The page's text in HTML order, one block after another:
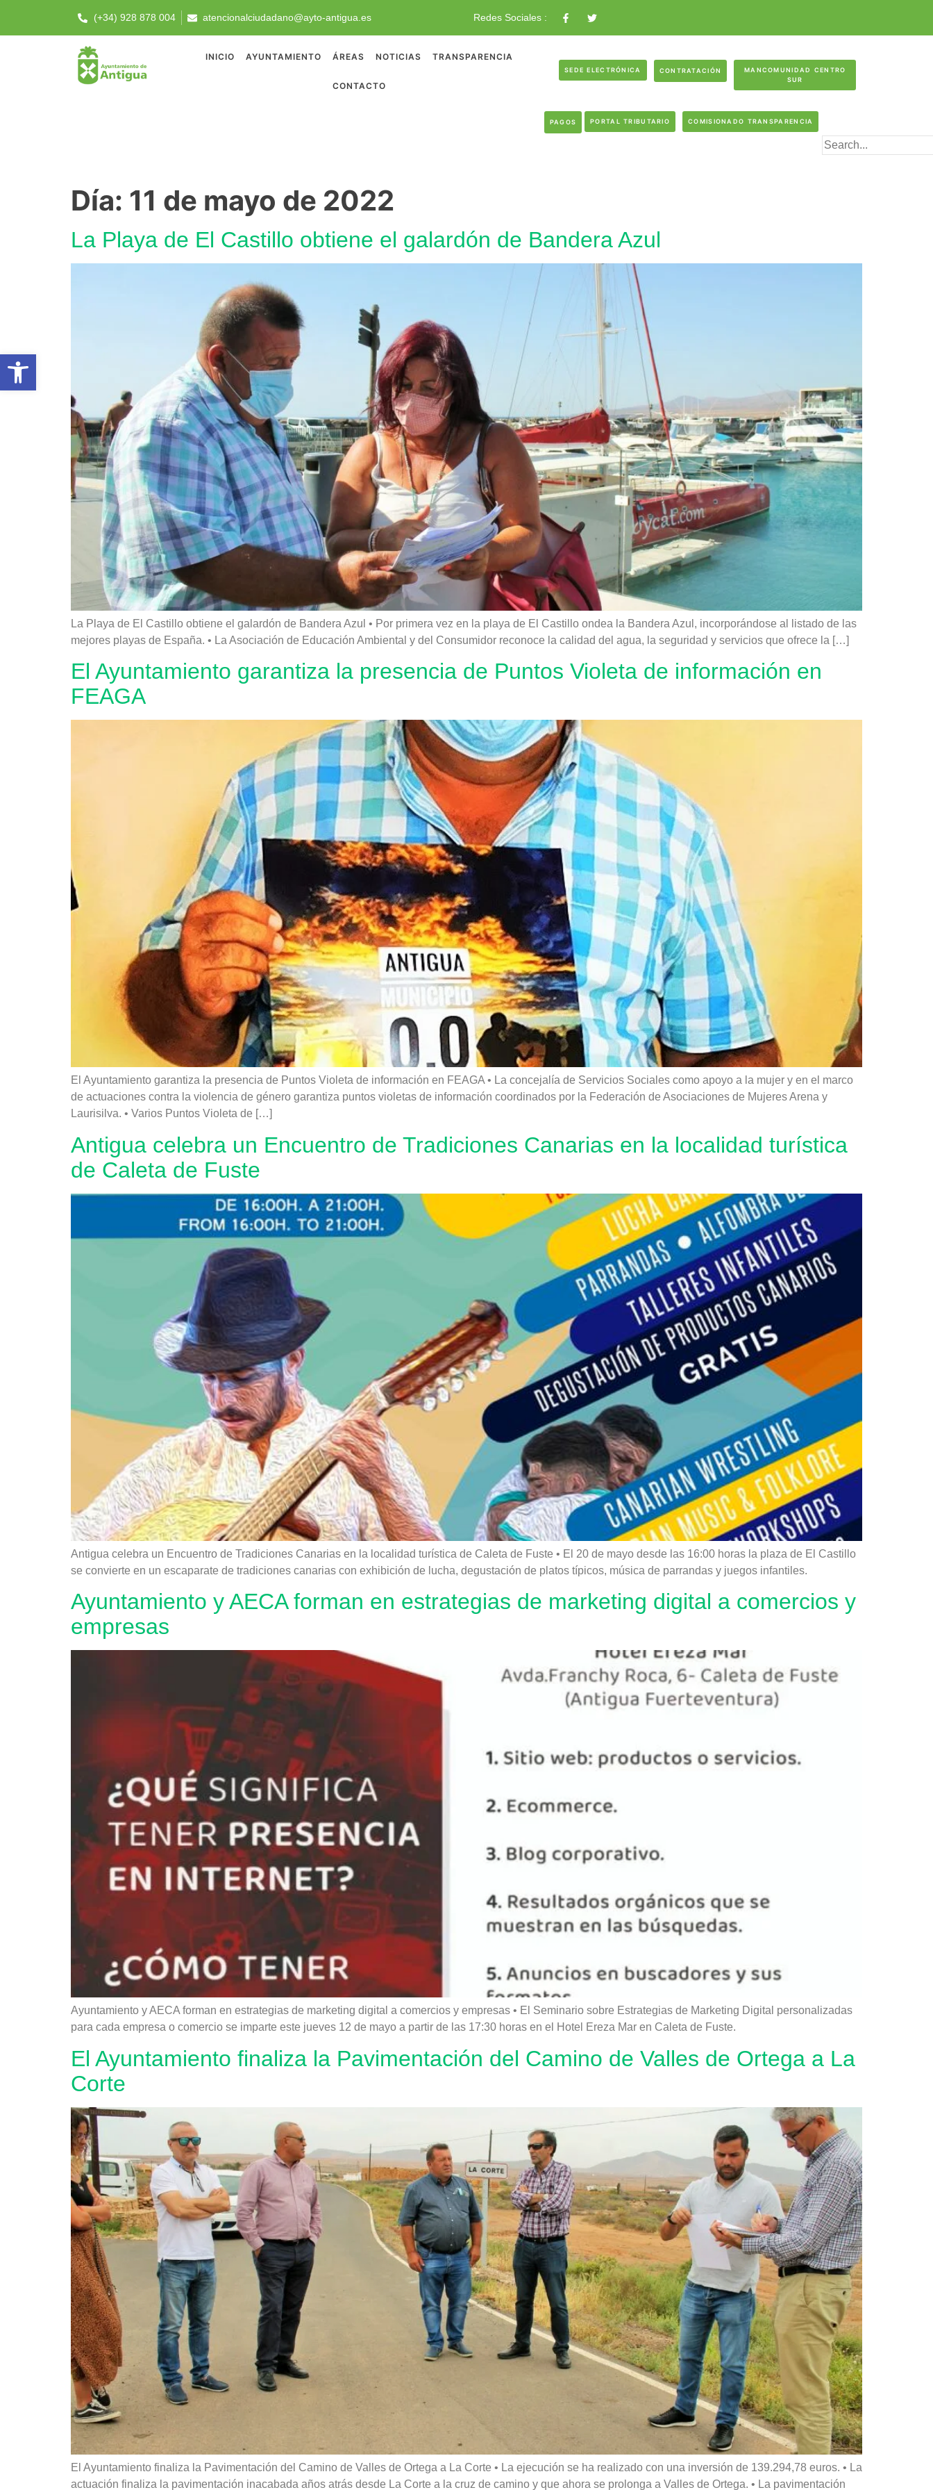
(+34) 928 878 004 atencionalciudadano@ayto-antigua.es Redes Sociales :
INICIO AYUNTAMIENTO ÁREAS NOTICIAS TRANSPARENCIA
CONTACTO
SEDE ELECTRÓNICA CONTRATACIÓN
MANCOMUNIDAD CENTRO
SUR
PAGOS PORTAL TRIBUTARIO COMISIONADO TRANSPARENCIA
Día: 11 de mayo de 2022
La Playa de El Castillo obtiene el galardón de Bandera Azul
La Playa de El Castillo obtiene el galardón de Bandera Azul • Por primera vez en la playa de El Castillo ondea la Bandera Azul, incorporándose al listado de las
mejores playas de España. • La Asociación de Educación Ambiental y del Consumidor reconoce la calidad del agua, la seguridad y servicios que ofrece la […]
El Ayuntamiento garantiza la presencia de Puntos Violeta de información en
FEAGA
El Ayuntamiento garantiza la presencia de Puntos Violeta de información en FEAGA • La concejalía de Servicios Sociales como apoyo a la mujer y en el marco
de actuaciones contra la violencia de género garantiza puntos violetas de información coordinados por la Federación de Asociaciones de Mujeres Arena y
Laurisilva. • Varios Puntos Violeta de […]
Antigua celebra un Encuentro de Tradiciones Canarias en la localidad turística
de Caleta de Fuste
Antigua celebra un Encuentro de Tradiciones Canarias en la localidad turística de Caleta de Fuste • El 20 de mayo desde las 16:00 horas la plaza de El Castillo
se convierte en un escaparate de tradiciones canarias con exhibición de lucha, degustación de platos típicos, música de parrandas y juegos infantiles.
Ayuntamiento y AECA forman en estrategias de marketing digital a comercios y
empresas
Ayuntamiento y AECA forman en estrategias de marketing digital a comercios y empresas • El Seminario sobre Estrategias de Marketing Digital personalizadas
para cada empresa o comercio se imparte este jueves 12 de mayo a partir de las 17:30 horas en el Hotel Ereza Mar en Caleta de Fuste.
El Ayuntamiento finaliza la Pavimentación del Camino de Valles de Ortega a La
Corte
El Ayuntamiento finaliza la Pavimentación del Camino de Valles de Ortega a La Corte • La ejecución se ha realizado con una inversión de 139.294,78 euros. • La
actuación finaliza la pavimentación inacabada años atrás desde La Corte a la cruz de camino y que ahora se prolonga a Valles de Ortega. • La pavimentación
Abrir barra de herramientas